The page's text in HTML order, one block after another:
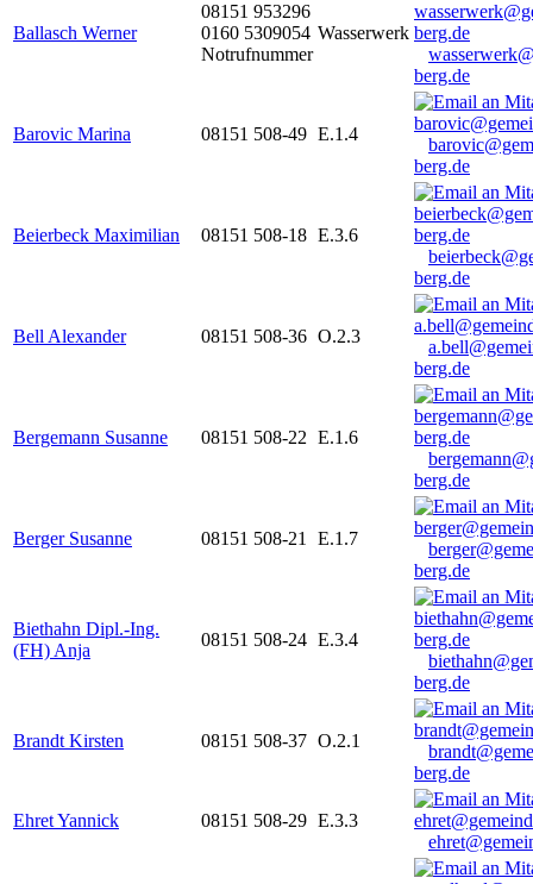
Ballasch Werner
08151 953296
0160 5309054
Notrufnummer
Wasserwerk
berg.de
Barovic Marina 08151 508-49 E.1.4
berg.de
Beierbeck Maximilian 08151 508-18 E.3.6
berg.de
Bell Alexander 08151 508-36 O.2.3
berg.de
Bergemann Susanne 08151 508-22 E.1.6
berg.de
Berger Susanne 08151 508-21 E.1.7
berg.de
Biethahn Dipl.-Ing.
(FH) Anja
08151 508-24 E.3.4
berg.de
Brandt Kirsten 08151 508-37 O.2.1
berg.de
Ehret Yannick 08151 508-29 E.3.3